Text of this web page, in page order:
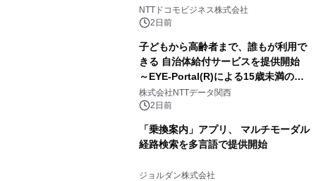
向けた調査・実証を開始
NTTドコモビジネス株式会社
2日前
子どもから高齢者まで、誰もが利用で
きる 自治体給付サービスを提供開始
～EYE-Portal(R)による15歳未満の本
人認証と デジタルデバイド対策で実現
～
株式会社NTTデータ関西
2日前
「乗換案内」アプリ、 マルチモーダル
経路検索を多言語で提供開始
ジョルダン株式会社